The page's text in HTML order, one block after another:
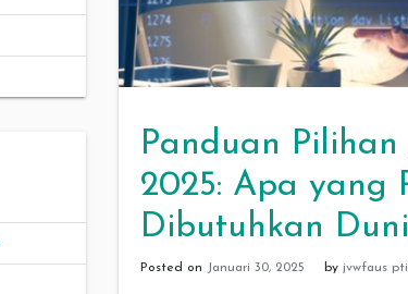
Panduan
2025: Apa yang
Dibutuhkan
Posted on Januari 30, 2025 by jvwfaus